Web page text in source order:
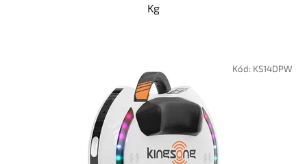
Kg
Kód: KS14DPW